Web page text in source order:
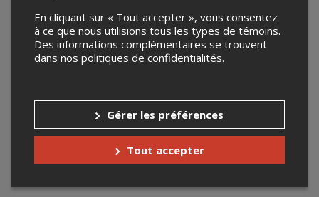
En cliquant sur « Tout accepter », vous consentez
à ce que nous utilisions tous les types de témoins.
Des informations complémentaires se trouvent
dans nos politiques de confidentialités.
Gérer les préférences
Tout accepter